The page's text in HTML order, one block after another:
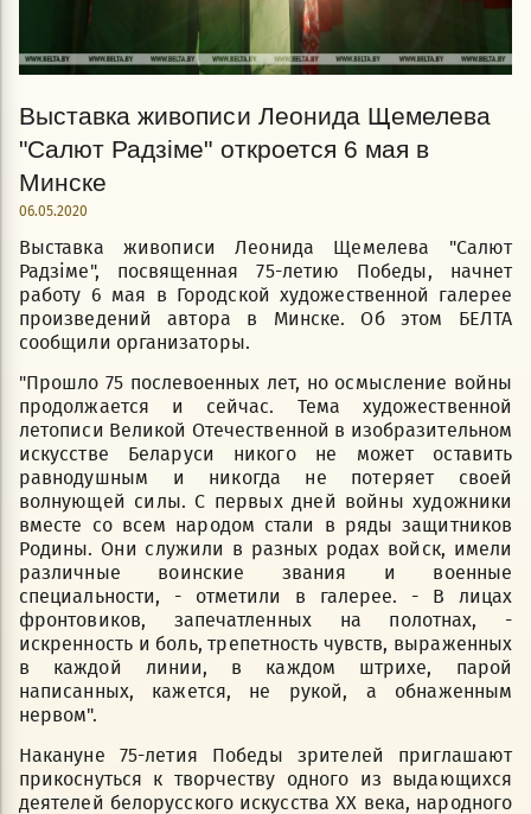
Выставка живописи Леонида Щемелева
"Салют Радзіме" откроется 6 мая в
Минске
06.05.2020
Выставка живописи Леонида Щемелева "Салют
Радзіме", посвященная 75-летию Победы, начнет
работу 6 мая в Городской художественной галерее
произведений автора в Минске. Об этом БЕЛТА
сообщили организаторы.
"Прошло 75 послевоенных лет, но осмысление войны
продолжается и сейчас. Тема художественной
летописи Великой Отечественной в изобразительном
искусстве Беларуси никого не может оставить
равнодушным и никогда не потеряет своей
волнующей силы. С первых дней войны художники
вместе со всем народом стали в ряды защитников
Родины. Они служили в разных родах войск, имели
различные воинские звания и военные
специальности, - отметили в галерее. - В лицах
фронтовиков, запечатленных на полотнах, -
искренность и боль, трепетность чувств, выраженных
в каждой линии, в каждом штрихе, парой
написанных, кажется, не рукой, а обнаженным
нервом".
Накануне 75-летия Победы зрителей приглашают
прикоснуться к творчеству одного из выдающихся
деятелей белорусского искусства XX века, народного